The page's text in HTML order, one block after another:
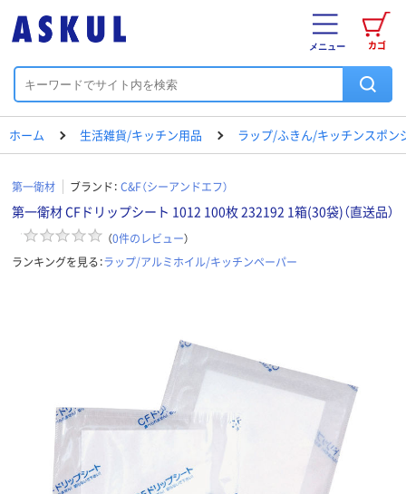
カゴ
メニュー
ホーム 生活雑貨/キッチン用品 ラップ/ふきん/キッチンスポン
第一衛材 ブランド： C&F（シーアンドエフ）
第一衛材 CFドリップシート 1012 100枚 232192 1箱(30袋)（直送品）
（0件のレビュー）
ランキングを見る：ラップ/アルミホイル/キッチンペーパー